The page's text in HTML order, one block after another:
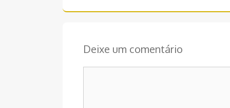
Deixe um comentário